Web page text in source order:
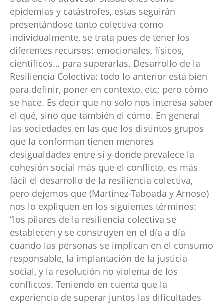
epidemias y catástrofes, estas seguirán
presentándose tanto colectiva como
individualmente, se trata pues de tener los
diferentes recursos: emocionales, físicos,
científicos… para superarlas. Desarrollo de la
Resiliencia Colectiva: todo lo anterior está bien
para definir, poner en contexto, etc; pero cómo
se hace. Es decir que no solo nos interesa saber
el qué, sino que también el cómo. En general
las sociedades en las que los distintos grupos
que la conforman tienen menores
desigualdades entre sí y donde prevalece la
cohesión social más que el conflicto, es más
fácil el desarrollo de la resiliencia colectiva,
pero dejemos que (Martinez-Taboada y Arnoso)
nos lo expliquen en los siguientes términos:
“los pilares de la resiliencia colectiva se
establecen y se construyen en el día a día
cuando las personas se implican en el consumo
responsable, la implantación de la justicia
social, y la resolución no violenta de los
conflictos. Teniendo en cuenta que la
experiencia de superar juntos las dificultades